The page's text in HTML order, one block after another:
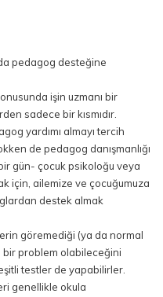
pedagog desteğine
işin uzmanı bir
sadece bir kısmıdır.
yardımı almayı tercih
de pedagog danışmanlığı
gün- çocuk psikoloğu veya
için, ailemize ve çocuğumuza
destek almak
göremediği (ya da normal
bir problem olabileceğini
testler de yapabilirler.
genellikle okula